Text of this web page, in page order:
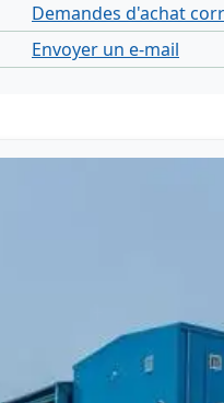
Demandes d'achat
Envoyer un e-mail